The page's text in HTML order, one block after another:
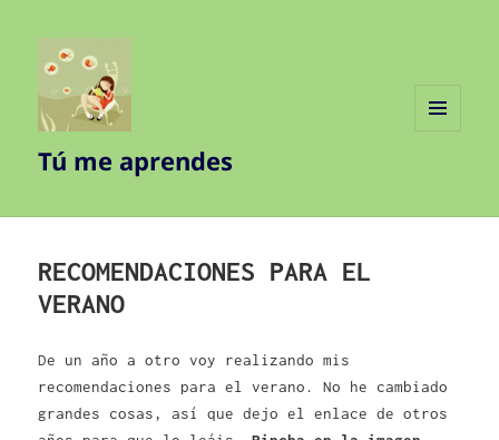
Tú me aprendes
RECOMENDACIONES PARA EL
VERANO
De un año a otro voy realizando mis
recomendaciones para el verano. No he cambiado
grandes cosas, así que dejo el enlace de otros